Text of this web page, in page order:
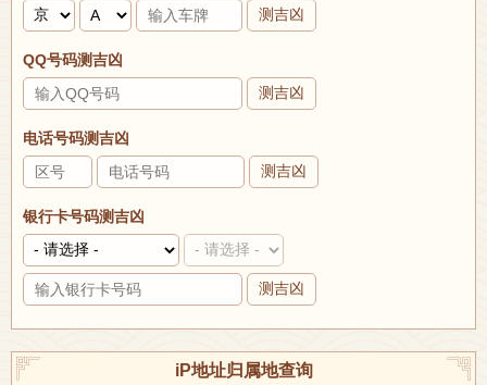
测吉凶
QQ号码测吉凶
测吉凶
电话号码测吉凶
测吉凶
银行卡号码测吉凶
测吉凶
iP地址归属地查询